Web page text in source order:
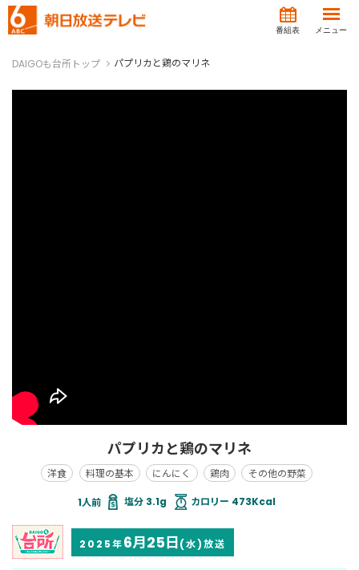
番組表 メニュー
DAIGOも台所トップ パプリカと鶏のマリネ
パプリカと鶏のマリネ
洋食 料理の基本 にんにく 鶏肉 その他の野菜
塩分 3.1g カロリー 473Kcal
2025年6月25日(水)放送